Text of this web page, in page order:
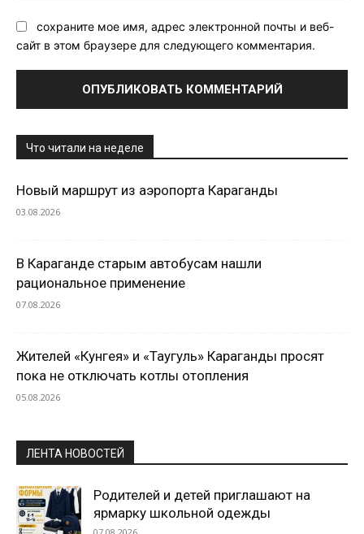
сохраните мое имя, адрес электронной почты и веб-
сайт в этом браузере для следующего комментария.
Что читали на неделе
Новый маршрут из аэропорта Караганды
03.08.2026
В Караганде старым автобусам нашли
рациональное применение
07.08.2026
Жителей «Кунгея» и «Таугуль» Караганды просят
пока не отключать котлы отопления
05.08.2026
ЛЕНТА НОВОСТЕЙ
Родителей и детей приглашают на
ярмарку школьной одежды